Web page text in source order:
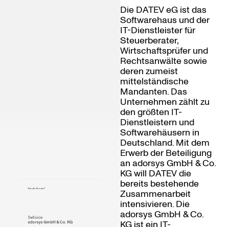
Sell side
adorsys GmbH & Co. KG
Die DATEV eG ist das
Softwarehaus und der
IT-Dienstleister für
Steuerberater,
Wirtschaftsprüfer und
Rechtsanwälte sowie
deren zumeist
mittelständische
Mandanten. Das
Unternehmen zählt zu
den größten IT-
Dienstleistern und
Softwarehäusern in
Deutschland. Mit dem
Erwerb der Beteiligung
an adorsys GmbH & Co.
KG will DATEV die
bereits bestehende
Zusammenarbeit
intensivieren. Die
adorsys GmbH & Co.
KG ist ein IT-